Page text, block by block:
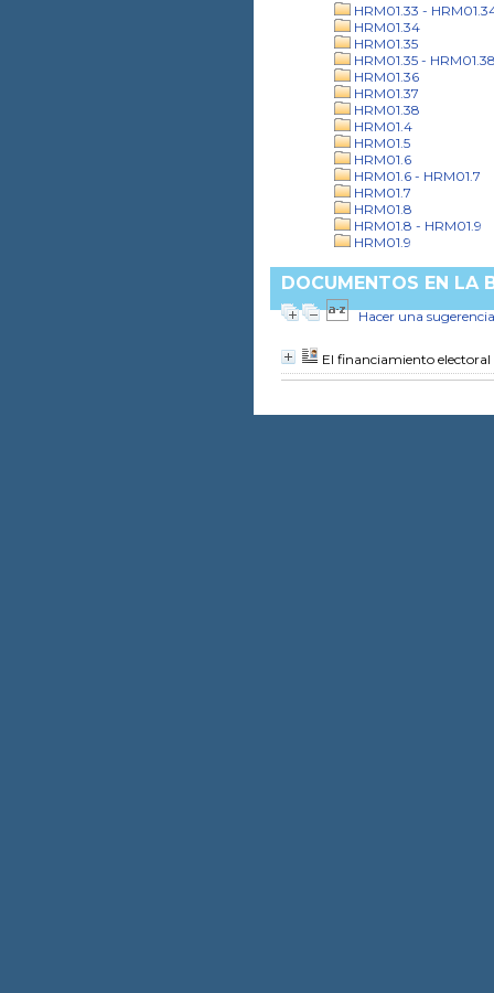
HRM01.33 -
HRM01.34
HRM01.35
HRM01.35 -
HRM01.36
HRM01.37
HRM01.38
HRM01.4
HRM01.5
HRM01.6
HRM01.6 - HRM01.7
HRM01.7
HRM01.8
HRM01.8 - HRM01.9
HRM01.9
DOCUMENTOS EN LA
Hacer una sugerencia
El financiamiento electoral